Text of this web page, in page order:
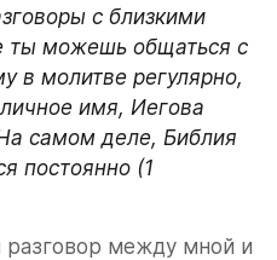
с близкими
ты можешь общаться с
в молитве регулярно,
имя, Иегова
самом деле, Библия
постоянно (1
между мной и